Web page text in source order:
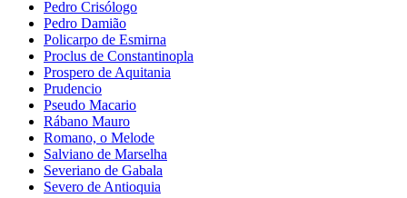
Pedro Crisólogo
Pedro Damião
Policarpo de Esmirna
Proclus de Constantinopla
Prospero de Aquitania
Prudencio
Pseudo Macario
Rábano Mauro
Romano, o Melode
Salviano de Marselha
Severiano de Gabala
Severo de Antioquia